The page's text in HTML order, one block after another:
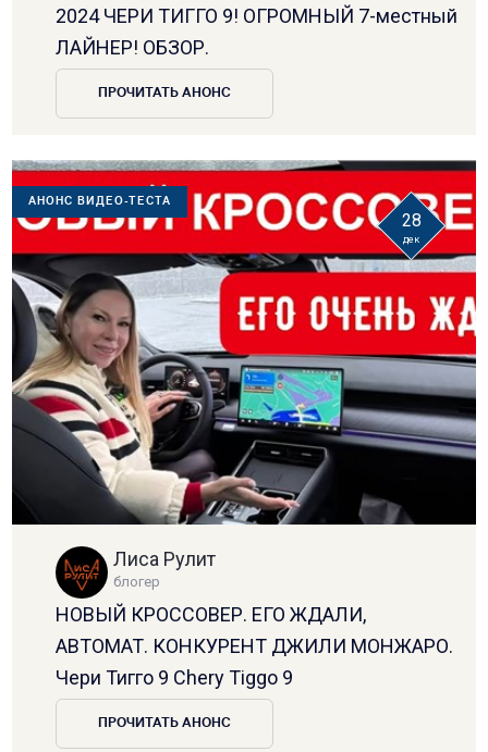
2024 ЧЕРИ ТИГГО 9! ОГРОМНЫЙ 7-местный
ЛАЙНЕР! ОБЗОР.
ПРОЧИТАТЬ АНОНС
АНОНС ВИДЕО-ТЕСТА
28
дек
Лиса Рулит
блогер
НОВЫЙ КРОССОВЕР. ЕГО ЖДАЛИ,
АВТОМАТ. КОНКУРЕНТ ДЖИЛИ МОНЖАРО.
Чери Тигго 9 Chery Tiggo 9
ПРОЧИТАТЬ АНОНС